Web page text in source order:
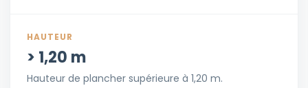
HAUTEUR
> 1,20 m
Hauteur de plancher supérieure à 1,20 m.